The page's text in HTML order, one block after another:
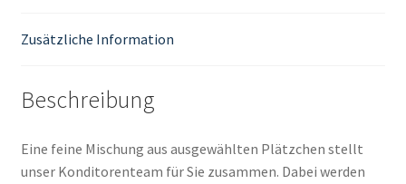
Zusätzliche Information
Beschreibung
Eine feine Mischung aus ausgewählten Plätzchen stellt
unser Konditorenteam für Sie zusammen. Dabei werden